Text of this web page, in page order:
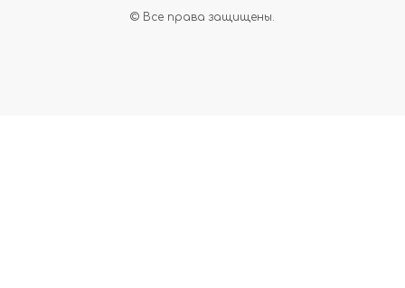
© Все права защищены.